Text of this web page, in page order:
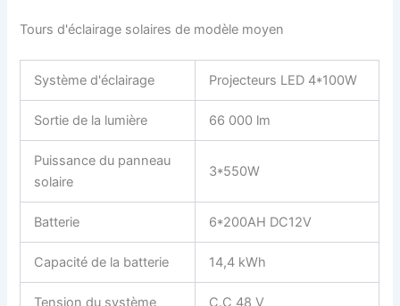
Tours d'éclairage solaires de modèle moyen
Système d'éclairage Projecteurs LED 4*100W
Sortie de la lumière 66 000 lm
Puissance du panneau
solaire
3*550W
Batterie 6*200AH DC12V
Capacité de la batterie 14,4 kWh
Tension du système C.C 48 V